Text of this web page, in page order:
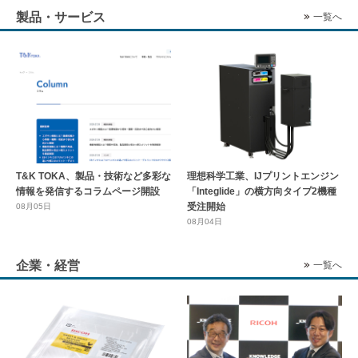
製品・サービス 一覧へ
T&K TOKA、製品・技術など多彩な
情報を発信するコラムページ開設
08月05日
理想科学工業、IJプリントエンジン
「Integlide」の横方向タイプ2機種
受注開始
08月04日
企業・経営 一覧へ